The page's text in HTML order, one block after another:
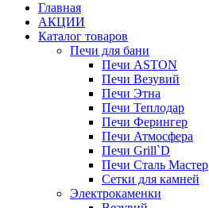
Главная
АКЦИИ
Каталог товаров
Печи для бани
Печи ASTON
Печи Везувий
Печи Этна
Печи Теплодар
Печи Ферингер
Печи Атмосфера
Печи Grill`D
Печи Сталь Мастер
Сетки для камней
Электрокаменки